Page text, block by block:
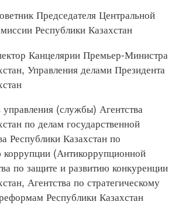
Председателя Центральной
Республики Казахстан
Канцелярии Премьер-Министра
Управления делами Президента
(службы) Агентства
по делам государственной
Республики Казахстан по
коррупции (Антикоррупционной
по защите и развитию конкуренции
Агентства по стратегическому
Республики Казахстан